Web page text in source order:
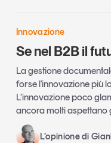
Innovazione
Se nel B2B il
La gestione
forse l'innovazione più
L’innovazione poco
ancora molti aspettano
L’opinione di